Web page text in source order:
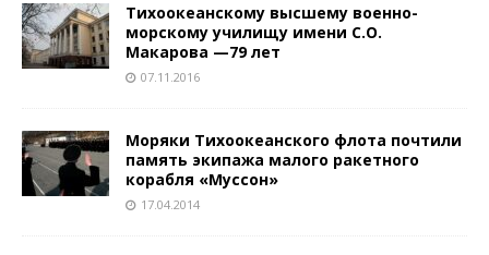
Тихоокеанскому высшему военно-
морскому училищу имени С.О.
Макарова —79 лет
07.11.2016
Моряки Тихоокеанского флота почтили
память экипажа малого ракетного
корабля «Муссон»
17.04.2014